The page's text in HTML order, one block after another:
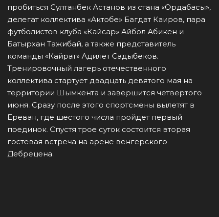
пробиться Султанбек Астанов из стана «Ордабасы»,
делегат коллектива «Актобе» Багдат Каиров, пара
футболистов клуба «Кайсар» Айбол Абикен и
Батырхан Тажибай, а также представитель
команды «Кайрат» Адилет Садыбеков.
Тренировочный лагерь отечественного
коллектива стартует двадцать девятого мая на
территории Шымкента и завершится четвертого
июня. Сразу после этого спортсмены вылетят в
Ереван, где шестого числа пройдет первый
поединок. Спустя трое суток состоится вторая
гостевая встреча на арене венгерского
Дебрецена.